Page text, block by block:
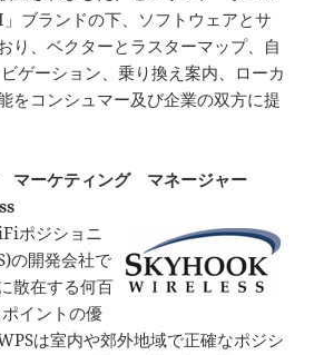
ブランドの下、ソフトウェアとサ
り、ベクターとラスターマップ、自
ゲーション、乗り換え案内、ローカ
をコンシュマー及び企業の双方に提
ーケティング マネージャー
ポジショニ
の開発会社で
散在する何百
イントの優
は室内や郊外地域で正確なポジシ